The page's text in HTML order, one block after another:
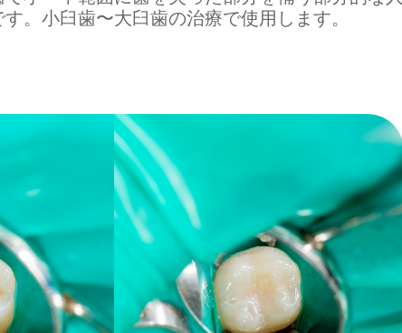
。小臼歯〜大臼歯の治療で使用します。